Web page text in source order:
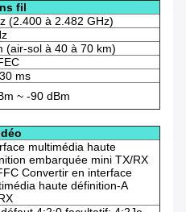
fil
(2.400 à 2.482 GHz)
(air-sol à 40 à 70 km)
ms
~ -90 dBm
multimédia haute
embarquée mini TX/RX
Convertir en interface
haute définition-A